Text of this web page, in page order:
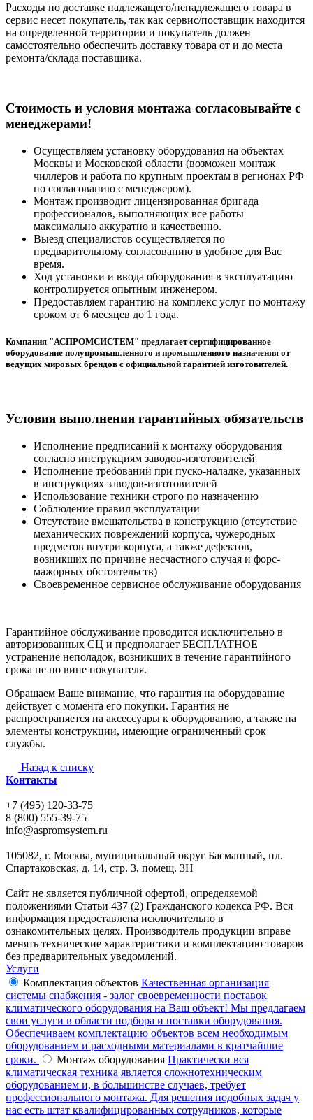
Расходы по доставке надлежащего/ненадлежащего товара в
сервис несет покупатель, так как сервис/поставщик находится
на определенной территории и покупатель должен
самостоятельно обеспечить доставку товара от и до места
ремонта/склада поставщика.
Cтоимость и условия монтажа согласовывайте с
менеджерами!
Осуществляем установку оборудования на объектах
Москвы и Московской области (возможен монтаж
чиллеров и работа по крупным проектам в регионах РФ
по согласованию с менеджером).
Монтаж производит лицензированная бригада
профессионалов, выполняющих все работы
максимально аккуратно и качественно.
Выезд специалистов осуществляется по
предварительному согласованию в удобное для Вас
время.
Ход установки и ввода оборудования в эксплуатацию
контролируется опытным инженером.
Предоставляем гарантию на комплекс услуг по монтажу
сроком от 6 месяцев до 1 года.
Компания "АСПРОМСИСТЕМ" предлагает сертифицированное
оборудование полупромышленного и промышленного назначения от
ведущих мировых брендов с официальной гарантией изготовителей.
Условия выполнения гарантийных обязательств
Исполнение предписаний к монтажу оборудования
согласно инструкциям заводов-изготовителей
Исполнение требований при пуско-наладке, указанных
в инструкциях заводов-изготовителей
Использование техники строго по назначению
Соблюдение правил эксплуатации
Отсутствие вмешательства в конструкцию (отсутствие
механических повреждений корпуса, чужеродных
предметов внутри корпуса, а также дефектов,
возникших по причине несчастного случая и форс-
мажорных обстоятельств)
Своевременное сервисное обслуживание оборудования
Гарантийное обслуживание проводится исключительно в
авторизованных СЦ и предполагает БЕСПЛАТНОЕ
устранение неполадок, возникших в течение гарантийного
срока не по вине покупателя.
Обращаем Ваше внимание, что гарантия на оборудование
действует с момента его покупки. Гарантия не
распространяется на аксессуары к оборудованию, а также на
элементы конструкции, имеющие ограниченный срок
службы.
Назад к списку
Контакты
+7 (495) 120-33-75
8 (800) 555-39-75
info@aspromsystem.ru
105082, г. Москва, муниципальный округ Басманный, пл.
Спартаковская, д. 14, стр. 3, помещ. 3Н
Сайт не является публичной офертой, определяемой
положениями Статьи 437 (2) Гражданского кодекса РФ. Вся
информация предоставлена исключительно в
ознакомительных целях. Производитель продукции вправе
менять технические характеристики и комплектацию товаров
без предварительных уведомлений.
Услуги
Комплектация объектов Качественная организация
системы снабжения - залог своевременности поставок
климатического оборудования на Ваш объект! Мы предлагаем
свои услуги в области подбора и поставки оборудования.
Обеспечиваем комплектацию объектов всем необходимым
оборудованием и расходными материалами в кратчайшие
сроки.
Монтаж оборудования Практически вся
климатическая техника является сложнотехническим
оборудованием и, в большинстве случаев, требует
профессионального монтажа. Для решения подобных задач у
нас есть штат квалифицированных сотрудников, которые